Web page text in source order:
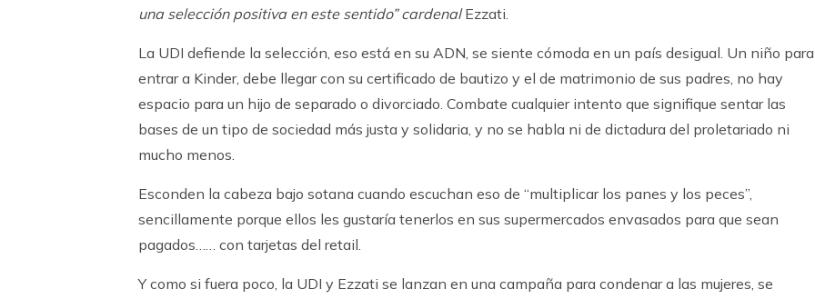
una selección positiva en este sentido” cardenalEzzati.
La UDI defiende la selección, eso está en su ADN, se siente cómoda en un país desigual. Un niño para
entrar a Kinder, debe llegar con su certificado de bautizo y el de matrimonio de sus padres, no hay
espacio para un hijo de separado o divorciado. Combate cualquier intento que signifique sentar las
bases de un tipo de sociedad más justa y solidaria, y no se habla ni de dictadura del proletariado ni
mucho menos.
Esconden la cabeza bajo sotana cuando escuchan eso de “multiplicar los panes y los peces”,
sencillamente porque ellos les gustaría tenerlos en sus supermercados envasados para que sean
pagados…… con tarjetas del retail.
Y como si fuera poco, la UDI y Ezzati se lanzan en una campaña para condenar a las mujeres, se